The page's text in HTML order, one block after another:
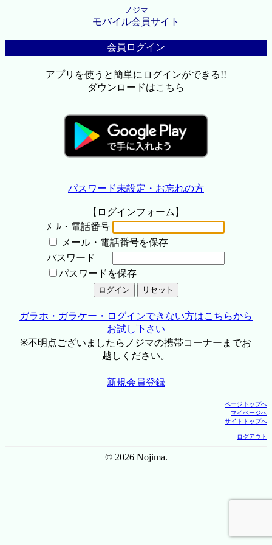
ノジマ
モバイル会員サイト
会員ログイン
アプリを使うと簡単にログインができる!!
ダウンロードはこちら
パスワード未設定・お忘れの方
【ログインフォーム】
ﾒｰﾙ・電話番号
メール・電話番号を保存
パスワード
パスワードを保存
ガラホ・ガラケー・ログインできない方はこちらから
お試し下さい
※不明点ございましたらノジマの携帯コーナーまでお
越しください。
新規会員登録
ページトップへ
マイページへ
サイトトップへ
ログアウト
© 2026 Nojima.